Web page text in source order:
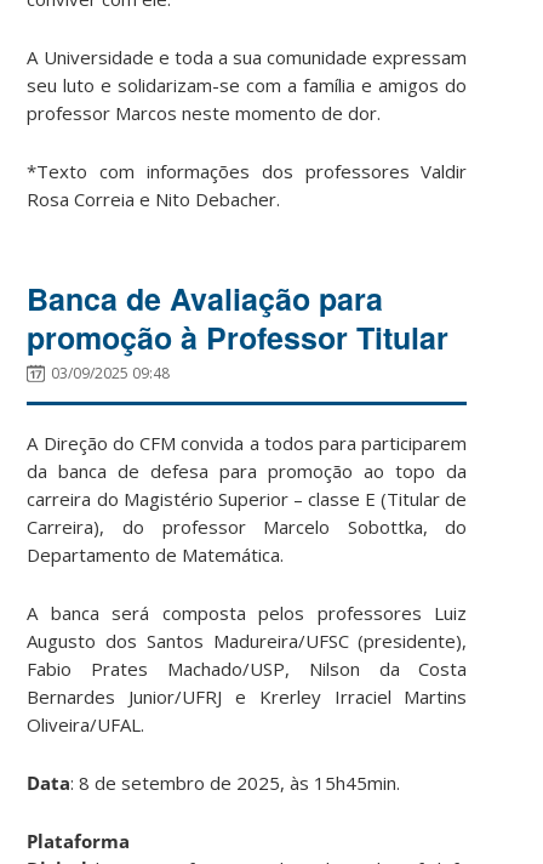
A Universidade e toda a sua comunidade expressam
seu luto e solidarizam-se com a família e amigos do
professor Marcos neste momento de dor.
*Texto com informações dos professores Valdir
Rosa Correia e Nito Debacher.
Banca de Avaliação para
promoção à Professor Titular
03/09/2025 09:48
A Direção do CFM convida a todos para participarem
da banca de defesa para promoção ao topo da
carreira do Magistério Superior – classe E (Titular de
Carreira), do professor Marcelo Sobottka, do
Departamento de Matemática.
A banca será composta pelos professores Luiz
Augusto dos Santos Madureira/UFSC (presidente),
Fabio Prates Machado/USP, Nilson da Costa
Bernardes Junior/UFRJ e Krerley Irraciel Martins
Oliveira/UFAL.
Data: 8 de setembro de 2025, às 15h45min.
Plataforma